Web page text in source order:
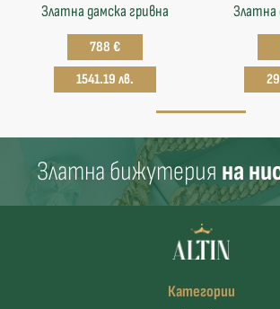
Златна дамска гривна
788 €
1541.19 лв.
Златна
Златна бижутерия на
Категории